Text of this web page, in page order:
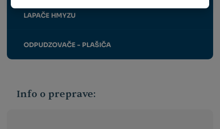
LAPAČE HMYZU
ODPUDZOVAČE - PLAŠIČA
Info o preprave: